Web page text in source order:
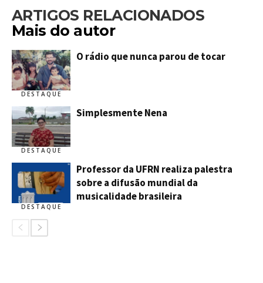
ARTIGOS RELACIONADOS
Mais do autor
DESTAQUE
O rádio que nunca parou de tocar
DESTAQUE
Simplesmente Nena
DESTAQUE
Professor da UFRN realiza palestra
sobre a difusão mundial da
musicalidade brasileira